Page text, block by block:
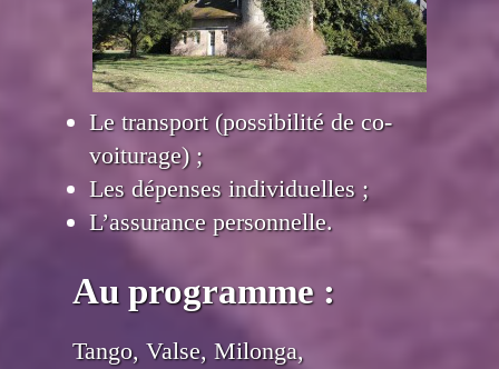
Le transport (possibilité de co-
voiturage) ;
Les dépenses individuelles ;
L’assurance personnelle.
Au programme :
Tango, Valse, Milonga,